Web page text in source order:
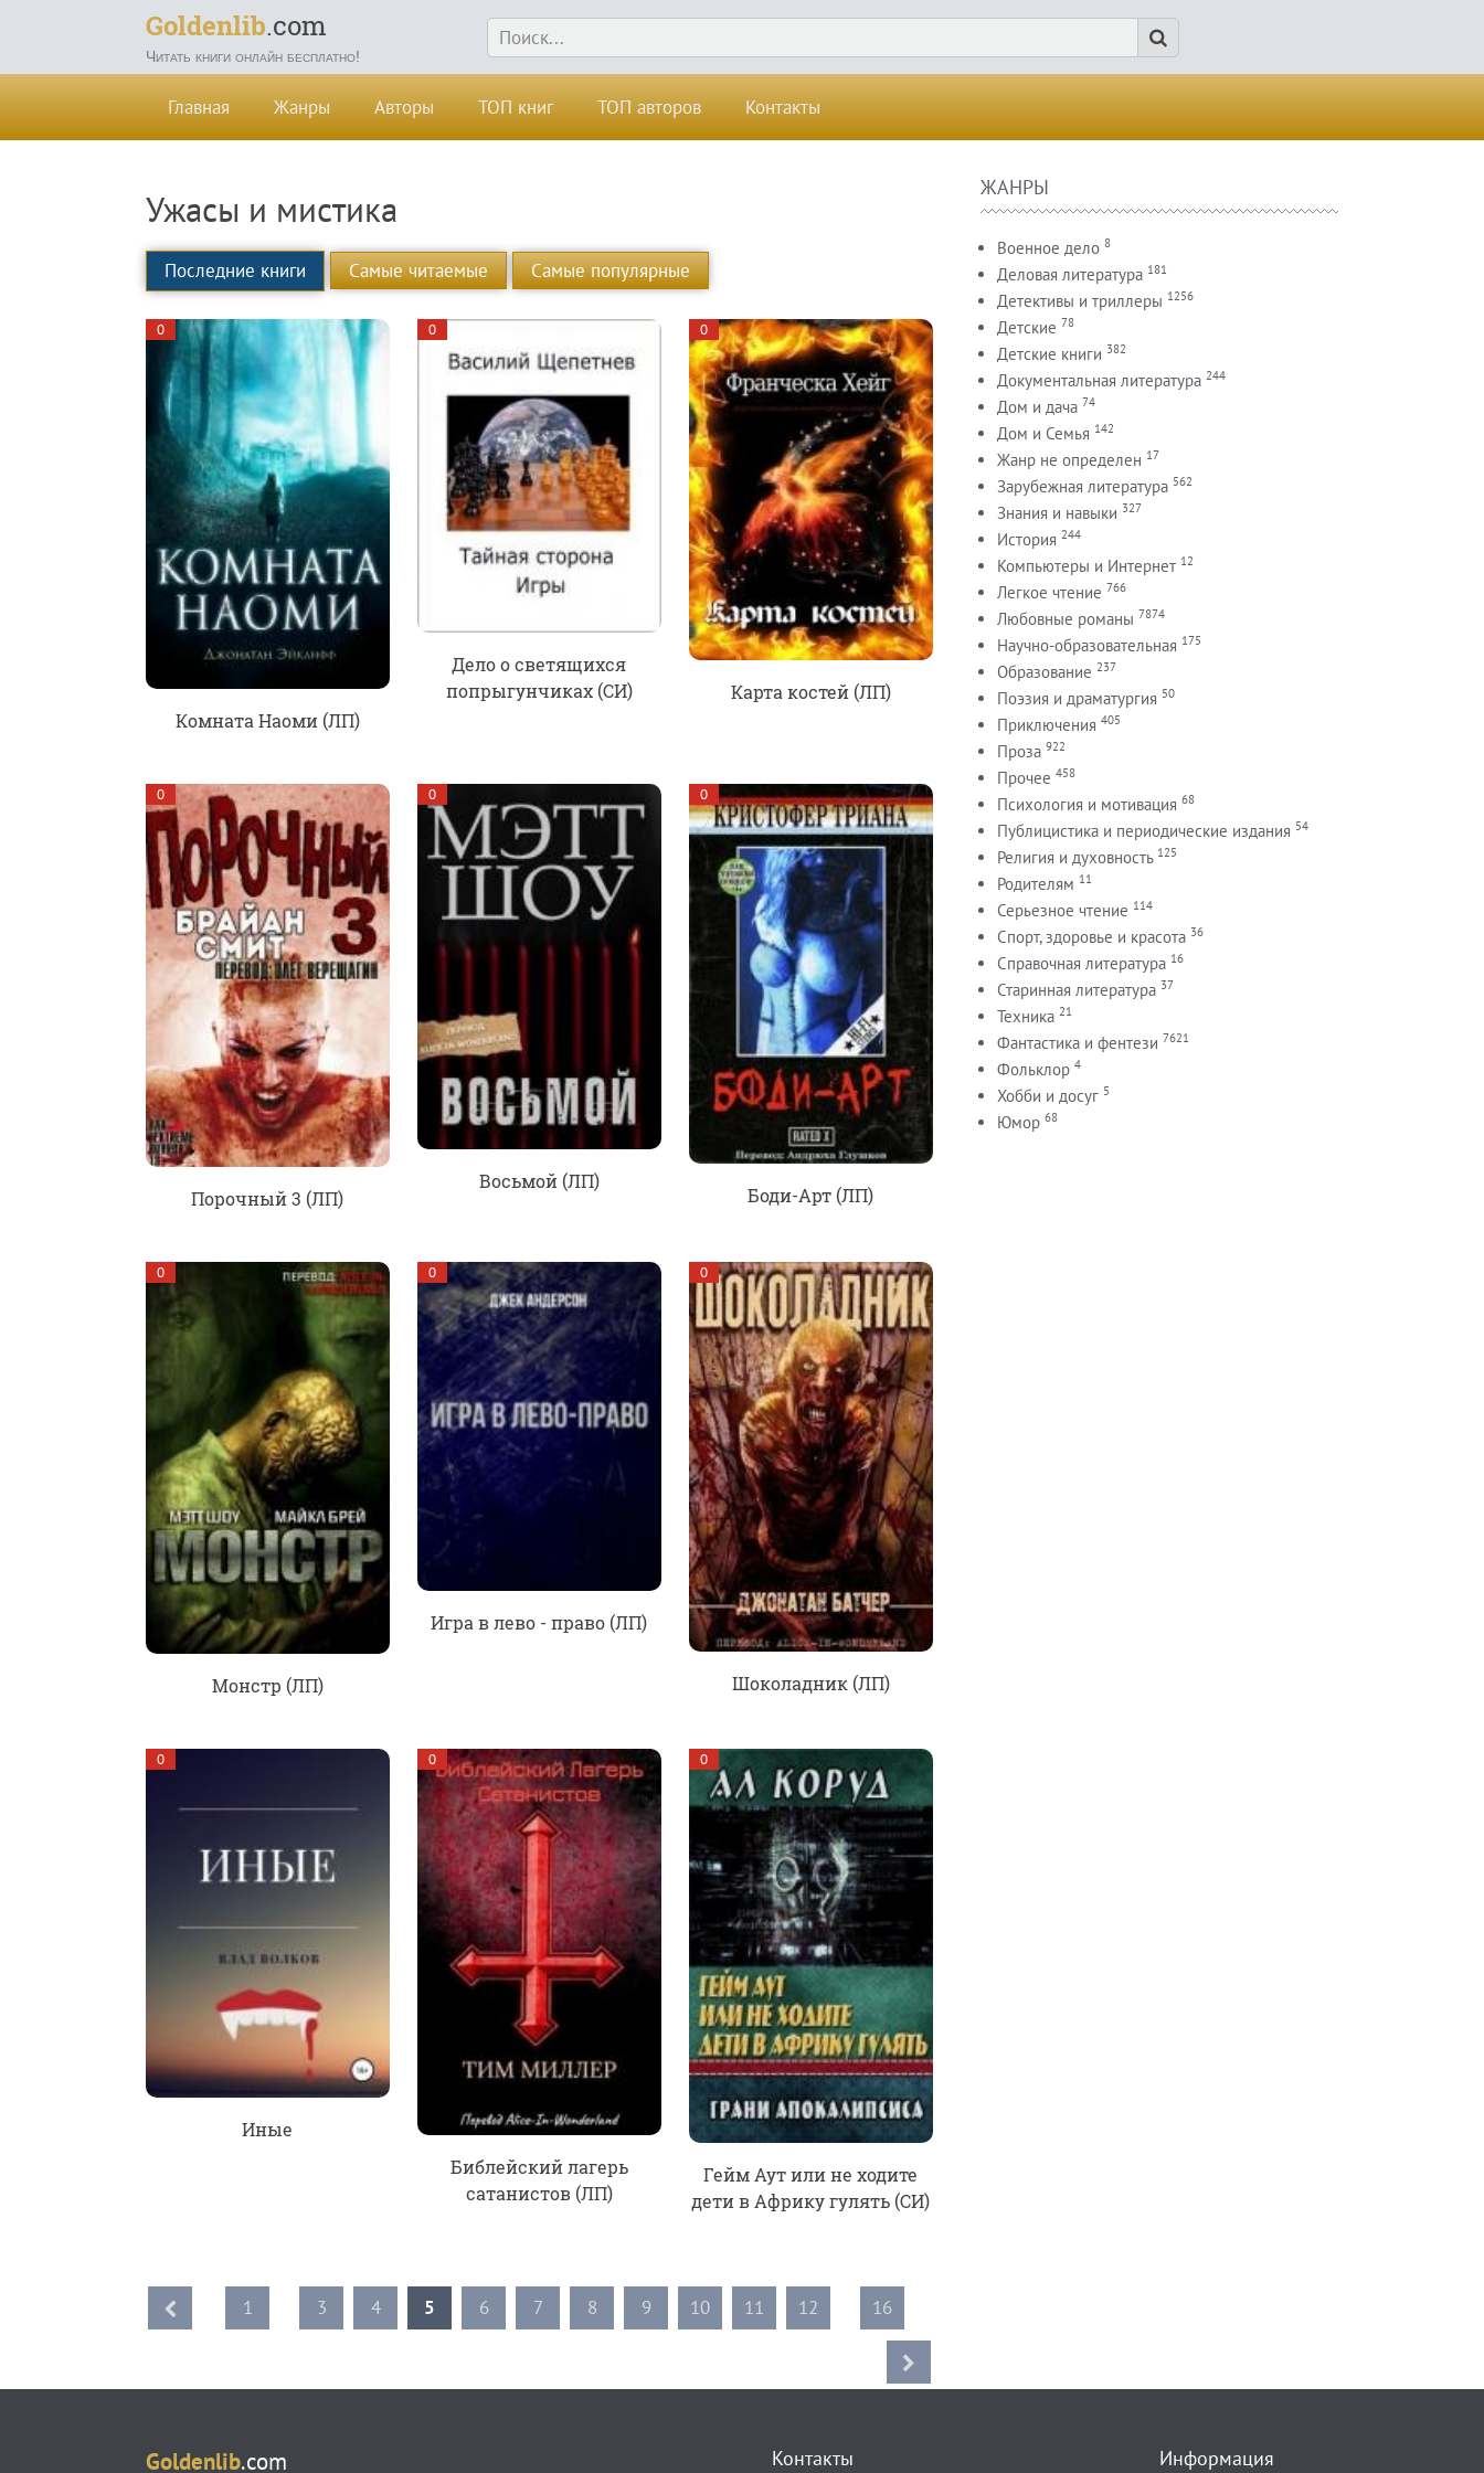
Goldenlib.com
Читать книги онлайн бесплатно!
Главная Жанры Авторы ТОП книг ТОП авторов Контакты
Ужасы и мистика
Последние книги Самые читаемые Самые популярные
Комната Наоми (ЛП)
0
Дело о светящихся
попрыгунчиках (СИ)
0
Карта костей (ЛП)
0
Порочный 3 (ЛП)
0
Восьмой (ЛП)
0
Боди-Арт (ЛП)
0
Монстр (ЛП)
0
Игра в лево - право (ЛП)
0
Шоколадник (ЛП)
0
Иные
0
Библейский лагерь
сатанистов (ЛП)
0
Гейм Аут или не ходите
дети в Африку гулять (СИ)
0
1 3 4 5 6 7 8 9 10 11 12 16
ЖАНРЫ
Военное дело 8
Деловая литература 181
Детективы и триллеры 1256
Детские 78
Детские книги 382
Документальная литература 244
Дом и дача 74
Дом и Семья 142
Жанр не определен 17
Зарубежная литература 562
Знания и навыки 327
История 244
Компьютеры и Интернет 12
Легкое чтение 766
Любовные романы 7874
Научно-образовательная 175
Образование 237
Поэзия и драматургия 50
Приключения 405
Проза 922
Прочее 458
Психология и мотивация 68
Публицистика и периодические издания 54
Религия и духовность 125
Родителям 11
Серьезное чтение 114
Спорт, здоровье и красота 36
Справочная литература 16
Старинная литература 37
Техника 21
Фантастика и фентези 7621
Фольклор 4
Хобби и досуг 5
Юмор 68
Goldenlib.com Контакты Информация